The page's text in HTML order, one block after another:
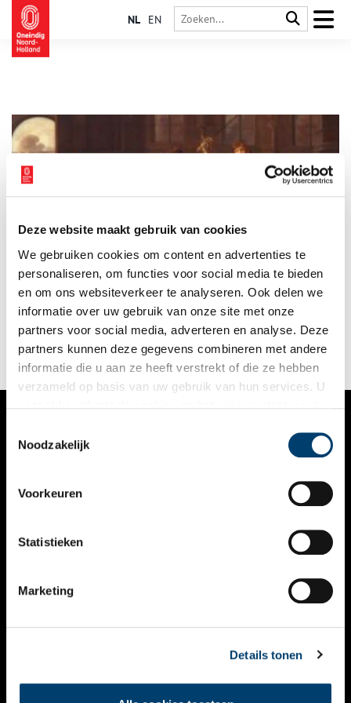
Deze website maakt gebruik van cookies
We gebruiken cookies om content en advertenties te
personaliseren, om functies voor social media te bieden
en om ons websiteverkeer te analyseren. Ook delen we
informatie over uw gebruik van onze site met onze
partners voor social media, adverteren en analyse. Deze
partners kunnen deze gegevens combineren met andere
informatie die u aan ze heeft verstrekt of die ze hebben
verzameld op basis van uw gebruik van hun services. U
Noodzakelijk
Voorkeuren
Statistieken
Marketing
Details tonen
NL EN
het Mui­der­slot
Drama! Op dit schilderij uit de collectie van het Muiderslot is
de slotscène van Lucelle te zien – een toneelstuk geschreven
door Gerbrand Adriaenszoon Bredero. Net zoals Romeo en Julia
zijn de hoofdrolspelers Lucelle en Ascagnes ‘star-crossed
lovers’. Naast de afgebeelde scène, valt de kleur van de kleding
op. De rode broek, het goud-gele jak, de roze cape…
VERHALEN
KALENDER
THEMA’S
VIDEO’S
CONTACT